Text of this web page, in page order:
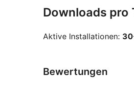
Downloads pro
Aktive Installationen:
Bewertungen